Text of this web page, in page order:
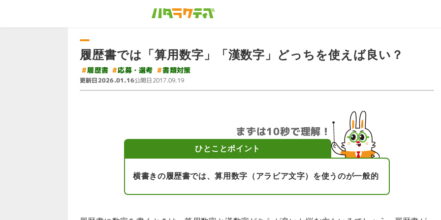
履歴書では「算用数字」「漢数字」どっちを使えば良い？
#履歴書 #応募・選考 #書類対策
更新日2026.01.16公開日2017.09.19
まずは10秒で理解！
ひとことポイント
横書きの履歴書では、算用数字（アラビア文字）を使うのが一般的